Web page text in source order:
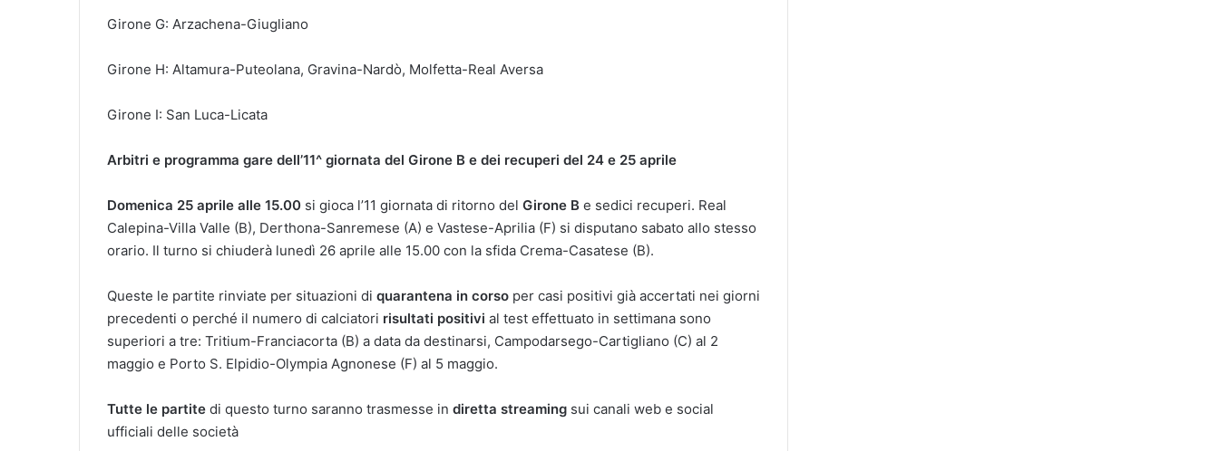
Girone G: Arzachena-Giugliano
Girone H: Altamura-Puteolana, Gravina-Nardò, Molfetta-Real Aversa
Girone I: San Luca-Licata
Arbitri e programma gare dell’11^ giornata del Girone B e dei recuperi del 24 e 25 aprile
Domenica 25 aprile alle 15.00 si gioca l’11 giornata di ritorno del Girone B e sedici recuperi. Real
Calepina-Villa Valle (B), Derthona-Sanremese (A) e Vastese-Aprilia (F) si disputano sabato allo stesso
orario. Il turno si chiuderà lunedì 26 aprile alle 15.00 con la sfida Crema-Casatese (B).
Queste le partite rinviate per situazioni di quarantena in corso per casi positivi già accertati nei giorni
precedenti o perché il numero di calciatori risultati positivi al test effettuato in settimana sono
superiori a tre: Tritium-Franciacorta (B) a data da destinarsi, Campodarsego-Cartigliano (C) al 2
maggio e Porto S. Elpidio-Olympia Agnonese (F) al 5 maggio.
Tutte le partite di questo turno saranno trasmesse in diretta streaming sui canali web e social
ufficiali delle società